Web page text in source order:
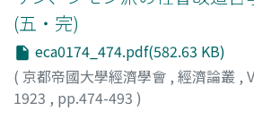
(五・完)
eca0174_474.pdf(582.63 KB)
( 京都帝國大學經濟學會 , 經濟論叢 ,
1923 , pp.474-493 )